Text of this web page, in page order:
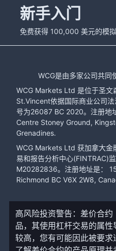
新手入门
免费获得 100,000 美元的模
WCG是由多家公司共同
WCG Markets Ltd 是位于圣文
St.Vincent依据国际商业公司
号为26087 BC 2020。注册地
Centre Stoney Ground,
Grenadines.
WCG Markets Ltd 获加拿大金
易和报告分析中心(FINTRAC)
M20282836。注册地址是：
Richmond BC V6X 2W8,
高风险投资警告：差价合
品，其使用杠杆交易的属
较高，您有可能因此被要